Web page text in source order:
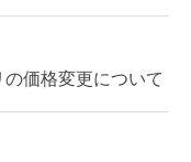
価格変更について